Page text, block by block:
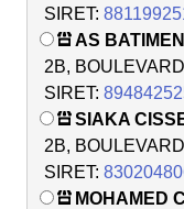
SIRET:
AS
2B,
SIRET:
SIAKA
2B,
SIRET:
MOHAMED